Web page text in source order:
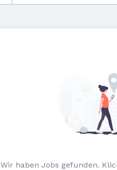
Wir haben Jobs gefunden.